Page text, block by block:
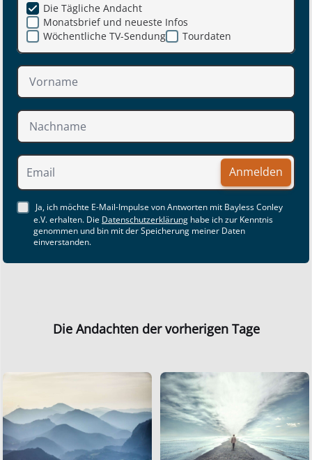
Monatsbrief und neueste Infos
Die Tägliche Andacht
Wöchentliche TV-Sendung Tourdaten
Anmelden
Ja, ich möchte E-Mail-Impulse von Antworten mit Bayless Conley
e.V. erhalten. Die Datenschutzerklärung habe ich zur Kenntnis
genommen und bin mit der Speicherung meiner Daten
einverstanden.
Die Andachten der vorherigen Tage